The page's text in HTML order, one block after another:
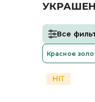
Все
Красное